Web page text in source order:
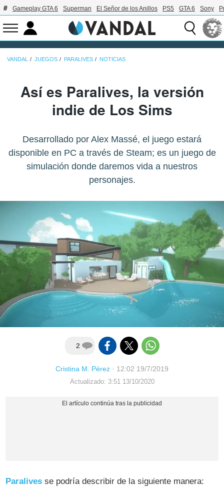
Gameplay GTA 6 Superman El Señor de los Anillos PS5 GTA 6 Sony
VANDAL JUEGOS PARALIVES NOTICIAS
Así es Paralives, la versión
indie de Los Sims
Desarrollado por Alex Massé, el juego estará
disponible en PC a través de Steam; es un juego de
simulación donde daremos vida a nuestros
personajes.
2
Cristina M. Pérez · 12:02 19/7/2019
Actualizado: 3:51 13/10/2020
Paralives se podría describir de la siguiente manera: